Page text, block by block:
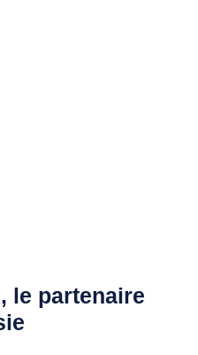
le partenaire